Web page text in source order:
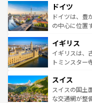
せる。地方に
ンテンツ一覧
で、幅広い魅
聖堂、美しい
から魅了する
いる。シャン
香り高いラベ
らに、パリ以
れる地方に足
を参照してほ
ドイツ
ドイツは、豊
の中心に位置
顔を持つこの
ルリンの文化
してライン川
は、お酒好きな人
ドイツ情報は
イギリス
イギリスは、
トミンスター
リアごとに異
ティー、ビー
戦など、本場
スイス
スイスの国土
な交通網が整